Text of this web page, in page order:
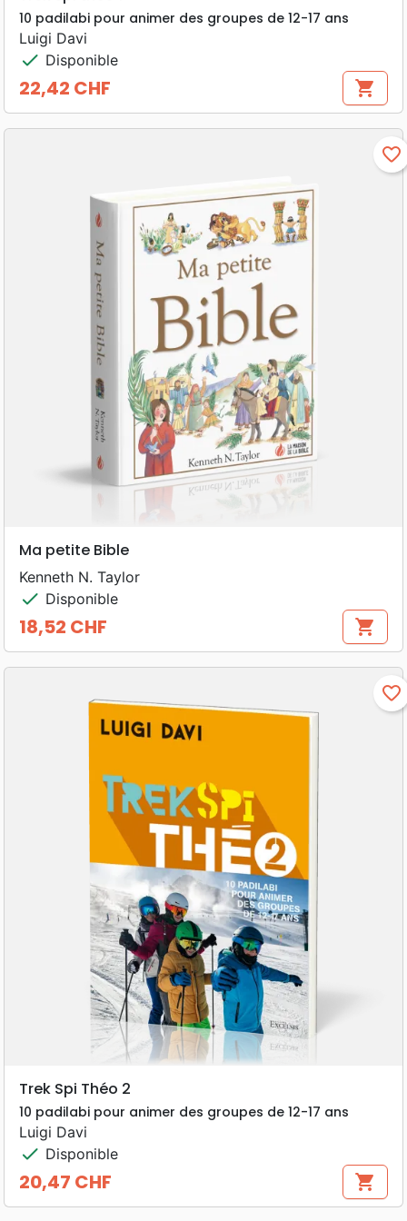
10 padilabi pour animer des groupes de 12-17 ans
Luigi Davi
check Disponible
Prix
22,42 CHF shopping_cart
favorite_border
Ma petite Bible
Kenneth N. Taylor
check Disponible
Prix
18,52 CHF shopping_cart
favorite_border
Trek Spi Théo 2
10 padilabi pour animer des groupes de 12-17 ans
Luigi Davi
check Disponible
Prix
20,47 CHF shopping_cart